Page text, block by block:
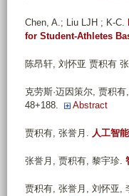
Chen, A.; Liu LJH ; K-C.
for Student-Athletes
陈昂轩, 刘怀亚 贾积有
克劳斯·迈因策尔, 贾积有
48+188.
Abstract
贾积有, 张誉月 . 人工智
张誉月, 贾积有, 黎宇珍.
贾积有, 张誉月, 刘怀亚,